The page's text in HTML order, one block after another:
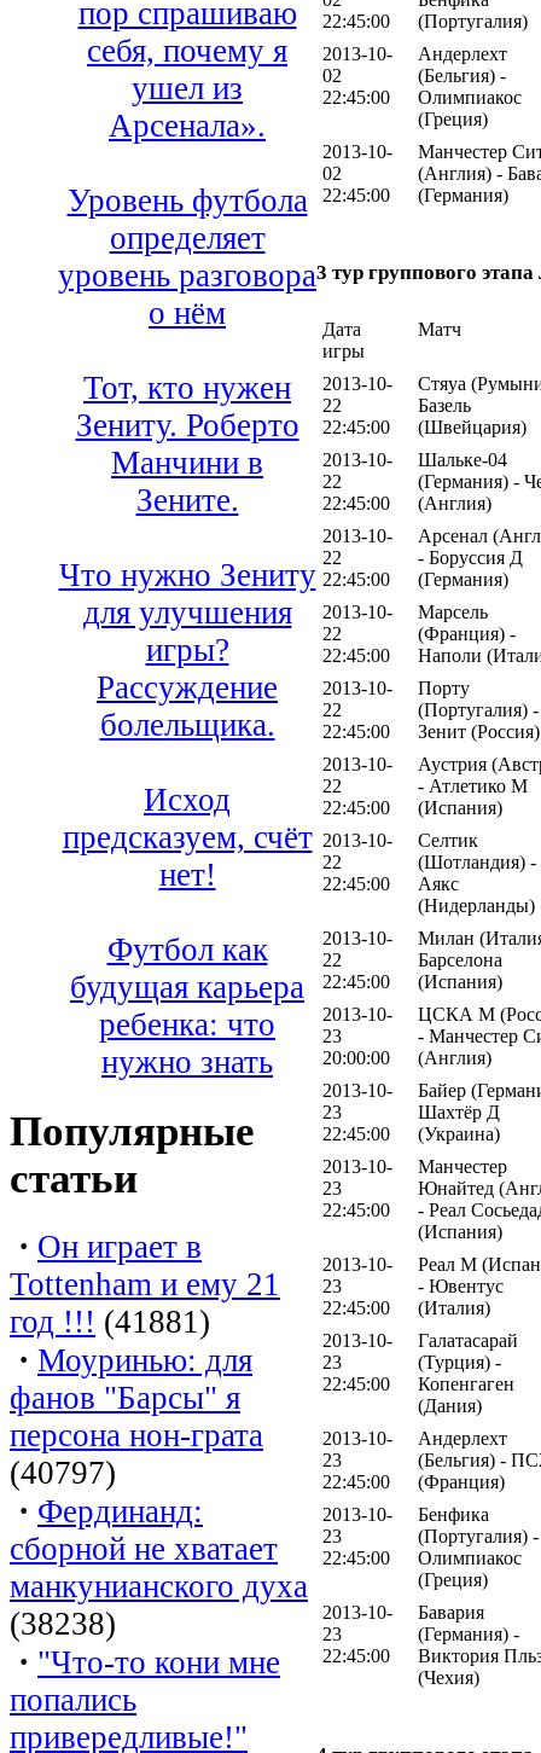
пор спрашиваю
себя, почему я
ушел из
Арсенала».
Уровень футбола
определяет
уровень разговора
о нём
Тот, кто нужен
Зениту. Роберто
Манчини в
Зените.
Что нужно Зениту
для улучшения
игры?
Рассуждение
болельщика.
Исход
предсказуем, счёт
нет!
Футбол как
будущая карьера
ребенка: что
нужно знать
Популярные
статьи
· Он играет в
Tottenham и ему 21
год !!! (41881)
· Моуринью: для
фанов "Барсы" я
персона нон-грата
(40797)
· Фердинанд:
сборной не хватает
манкунианского духа
(38238)
· "Что-то кони мне
попались
привередливые!"
22:45:00
(Португалия)
2013-10-
02
22:45:00
Андерлехт
(Бельгия) -
Олимпиакос
(Греция)
2013-10-
02
22:45:00
Манчестер
(Англия) -
(Германия)
3 тур группового
Дата
игры
Матч
2013-10-
22
22:45:00
Стяуа
Базель
(Швейцария)
2013-10-
22
22:45:00
Шальке-04
(Германия) -
(Англия)
2013-10-
22
22:45:00
Арсенал
- Боруссия Д
(Германия)
2013-10-
22
22:45:00
Марсель
(Франция) -
Наполи
2013-10-
22
22:45:00
Порту
(Португалия) -
Зенит (Россия)
2013-10-
22
22:45:00
Аустрия
- Атлетико М
(Испания)
2013-10-
22
22:45:00
Селтик
(Шотландия) -
Аякс
(Нидерланды)
2013-10-
22
22:45:00
Милан
Барселона
(Испания)
2013-10-
23
20:00:00
ЦСКА М
- Манчестер
(Англия)
2013-10-
23
22:45:00
Байер
Шахтёр Д
(Украина)
2013-10-
23
22:45:00
Манчестер
Юнайтед
- Реал
(Испания)
2013-10-
23
22:45:00
Реал М
- Ювентус
(Италия)
2013-10-
23
22:45:00
Галатасарай
(Турция) -
Копенгаген
(Дания)
2013-10-
23
22:45:00
Андерлехт
(Бельгия) -
(Франция)
2013-10-
23
22:45:00
Бенфика
(Португалия) -
Олимпиакос
(Греция)
2013-10-
23
22:45:00
Бавария
(Германия) -
Виктория
(Чехия)